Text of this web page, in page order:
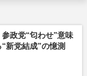
政党“匂わせ”意味
新党結成”の憶測